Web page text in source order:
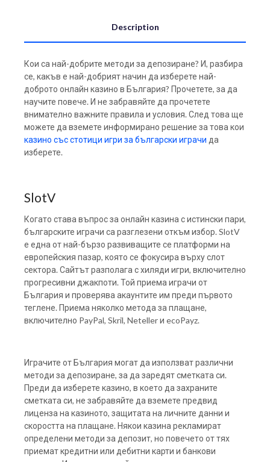
Description
Кои са най-добрите методи за депозиране? И, разбира
се, какъв е най-добрият начин да изберете най-
доброто онлайн казино в България? Прочетете, за да
научите повече. И не забравяйте да прочетете
внимателно важните правила и условия. След това ще
можете да вземете информирано решение за това кои
казино със стотици игри за български играчи да
изберете.
SlotV
Когато става въпрос за онлайн казина с истински пари,
българските играчи са разглезени откъм избор. SlotV
е една от най-бързо развиващите се платформи на
европейския пазар, която се фокусира върху слот
сектора. Сайтът разполага с хиляди игри, включително
прогресивни джакпоти. Той приема играчи от
България и проверява акаунтите им преди първото
теглене. Приема няколко метода за плащане,
включително PayPal, Skril, Neteller и ecoPayz.
Играчите от България могат да използват различни
методи за депозиране, за да заредят сметката си.
Преди да изберете казино, в което да захраните
сметката си, не забравяйте да вземете предвид
лиценза на казиното, защитата на личните данни и
скоростта на плащане. Някои казина рекламират
определени методи за депозит, но повечето от тях
приемат кредитни или дебитни карти и банкови